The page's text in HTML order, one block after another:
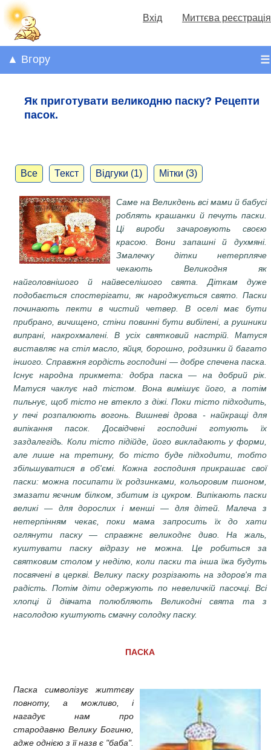
Вхід Миттєва реєстрація
☰
▲ Вгору
Як приготувати великодню паску? Рецепти
пасок.
Все Текст Відгуки (1) Мітки (3)
Саме на Великдень всі мами й бабусі
роблять крашанки й печуть паски.
Ці вироби зачаровують своєю
красою. Вони запашні й духмяні.
Змалечку дітки нетерпляче
чекають Великодня як
найголовнішого й найвеселішого свята. Діткам дуже
подобається спостерігати, як народжується свято. Паски
починають пекти в чистий четвер. В оселі має бути
прибрано, вичищено, стіни повинні бути вибілені, а рушники
випрані, накрохмалені. В усіх святковий настрій. Матуся
виставляє на стіл масло, яйця, борошно, родзинки й багато
іншого. Справжня гордість господині — добре спечена паска.
Існує народна прикмета: добра паска — на добрий рік.
Матуся чаклує над тістом. Вона вимішує його, а потім
пильнує, щоб тісто не втекло з діжі. Поки тісто підходить,
у печі розпалюють вогонь. Вишневі дрова - найкращі для
випікання пасок. Досвідчені господині готують їх
заздалегідь. Коли тісто підійде, його викладають у форми,
але лише на третину, бо тісто буде підходити, тобто
збільшуватися в об'ємі. Кожна господиня прикрашає свої
паски: можна посипати їх родзинками, кольоровим пшоном,
змазати яєчним білком, збитим із цукром. Випікають паски
великі — для дорослих і менші — для дітей. Малеча з
нетерпінням чекає, поки мама запросить їх до хати
оглянути паску — справжнє великоднє диво. На жаль,
куштувати паску відразу не можна. Це робиться за
святковим столом у неділю, коли паски та інша їжа будуть
посвячені в церкві. Велику паску розрізають на здоров'я та
радість. Потім діти одержують по невеличкій пасочці. Всі
хлопці й дівчата полюбляють Великодні свята та з
насолодою куштують смачну солодку паску.
ПАСКА
Паска символізує життєву
повноту, а можливо, і
нагадує нам про
стародавню Велику Богиню,
адже однією з її назв є "баба".